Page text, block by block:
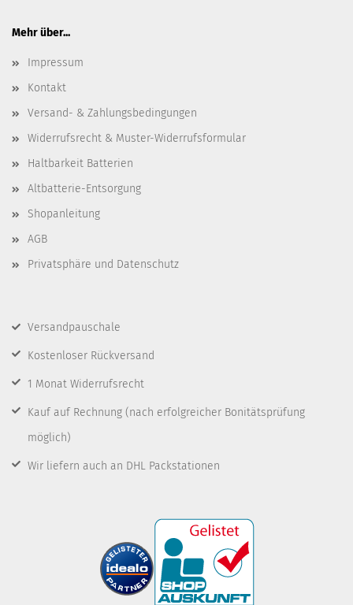
Mehr über...
Impressum
Kontakt
Versand- & Zahlungsbedingungen
Widerrufsrecht & Muster-Widerrufsformular
Haltbarkeit Batterien
Altbatterie-Entsorgung
Shopanleitung
AGB
Privatsphäre und Datenschutz
Versandpauschale
Kostenloser Rückversand
1 Monat Widerrufsrecht
Kauf auf Rechnung (nach erfolgreicher Bonitätsprüfung
möglich)
Wir liefern auch an DHL Packstationen